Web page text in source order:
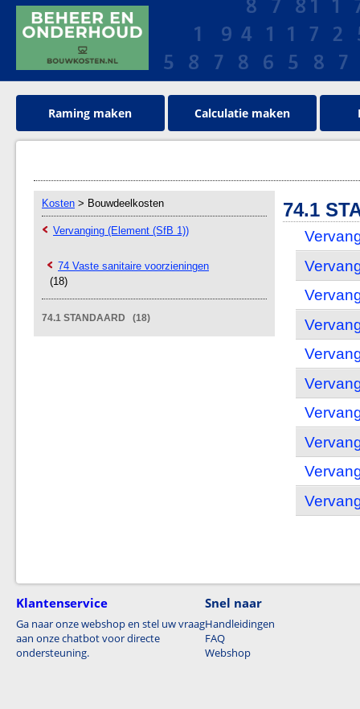
Raming maken Calculatie maken
Kosten > Bouwdeelkosten
Vervanging (Element (SfB 1))
74 Vaste sanitaire voorzieningen
(18)
74.1 STANDAARD (18)
74.1
Klantenservice
Ga naar onze webshop en stel uw vraag
aan onze chatbot voor directe
ondersteuning.
Snel naar
Handleidingen
FAQ
Webshop